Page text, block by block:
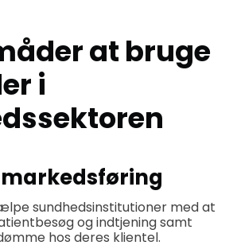
at bruge
i
sundhedsinstitutioner med at
og indtjening samt
hos deres klientel.